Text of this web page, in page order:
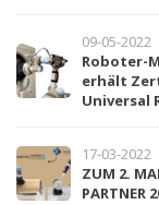
09-05-2022
Roboter-
erhält
Universal
17-03-2022
ZUM 2.
PARTNER